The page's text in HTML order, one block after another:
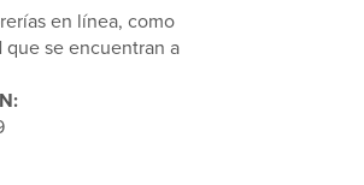
en línea, como
que se encuentran a